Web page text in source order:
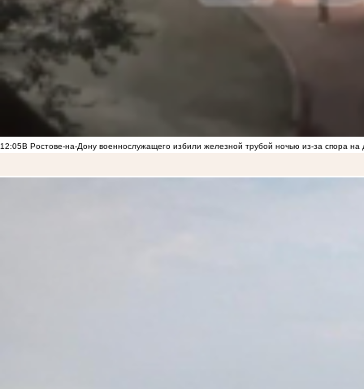
12:05В Ростове-на-Дону военнослужащего избили железной трубой ночью из-за спора на